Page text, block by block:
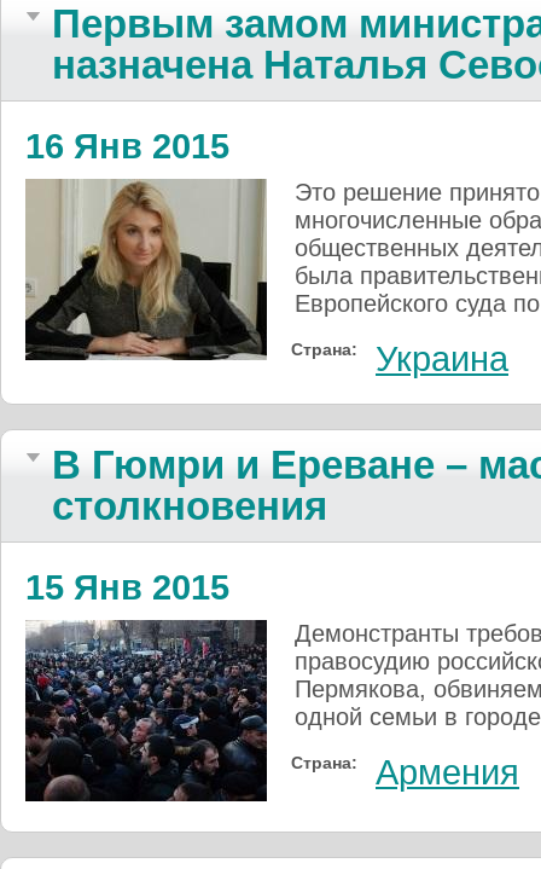
Первым замом
назначена Наталья
16 Янв 2015
Это решение
многочисленные
общественных
была
Европейского суда
Страна: Украина
В Гюмри и Ереване –
столкновения
15 Янв 2015
Демонстранты
правосудию
Пермякова,
одной семьи в
Страна: Армения